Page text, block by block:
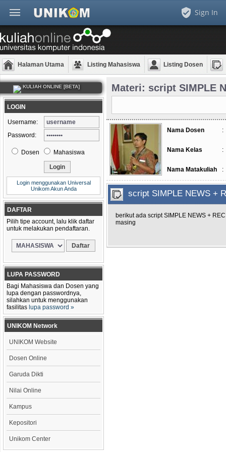
Sign In
Halaman Utama Listing Mahasiswa Listing Dosen
KULIAH ONLINE [BETA]
LOGIN
Username:
Password:
Dosen Mahasiswa
Login menggunakan Universal
Unikom Akun Anda
DAFTAR
Pilih tipe account, lalu klik daftar
untuk melakukan pendaftaran.
LUPA PASSWORD
Bagi Mahasiswa dan Dosen yang
lupa dengan passwordnya,
silahkan untuk menggunakan
fasilitas lupa password »
UNIKOM Network
UNIKOM Website
Dosen Online
Garuda Dikti
Nilai Online
Kampus
Kepositori
Unikom Center
Materi: script SIMPLE
Nama Dosen :
Nama Kelas :
Nama Matakuliah :
script SIMPLE NEWS +
berikut ada script SIMPLE NEWS +
masing